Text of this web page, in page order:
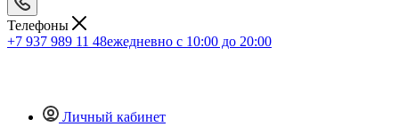
Телефоны
+7 937 989 11 48ежедневно с 10:00 до 20:00
Личный кабинет